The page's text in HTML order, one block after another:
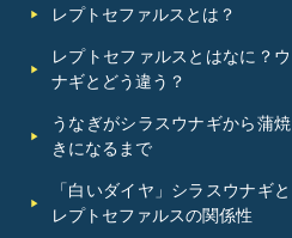
レプトセファルスとは？
レプトセファルスとはなに？ウ
ナギとどう違う？
うなぎがシラスウナギから蒲焼
きになるまで
「白いダイヤ」シラスウナギと
レプトセファルスの関係性